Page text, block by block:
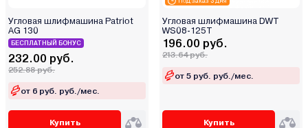
Угловая шлифмашина Patriot
AG 130
БЕСПЛАТНЫЙ БОНУС
232.00 руб.
252.88 руб.
от 6 руб. руб./мес.
Купить
Угловая шлифмашина DWT
WS08-125T
196.00 руб.
213.64 руб.
от 5 руб. руб./мес.
Купить